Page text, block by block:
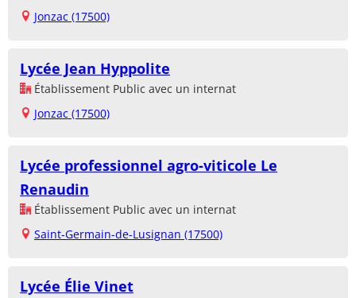
Jonzac (17500)
Lycée Jean Hyppolite
Établissement Public avec un internat
Jonzac (17500)
Lycée professionnel agro-viticole Le
Renaudin
Établissement Public avec un internat
Saint-Germain-de-Lusignan (17500)
Lycée Élie Vinet